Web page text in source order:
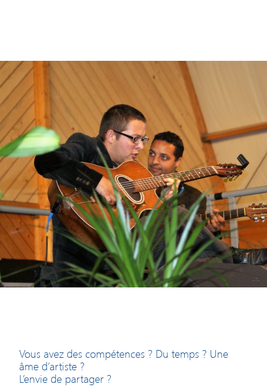
Vous avez des compétences ? Du temps ? Une
âme d’artiste ?
L’envie de partager ?